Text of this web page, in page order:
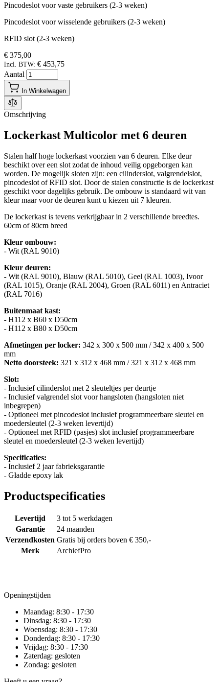
Pincodeslot voor vaste gebruikers (2-3 weken)
Pincodeslot voor wisselende gebruikers (2-3 weken)
RFID slot (2-3 weken)
€ 375,00
Incl. BTW: € 453,75
Aantal
In Winkelwagen
Omschrijving
Lockerkast Multicolor met 6 deuren
Stalen half hoge lockerkast voorzien van 6 deuren. Elke deur
beschikt over een slot zodat de inhoud veilig opgeborgen kan
worden. De mogelijk sloten zijn: een cilinderslot, valgrendelslot,
pincodeslot of RFID slot. Door de stalen constructie is de lockerkast
geschikt voor dagelijks gebruik. De ombouw is standaard wit van
kleur maar voor de deuren kunt u kiezen uit 7 kleuren.
De lockerkast is tevens verkrijgbaar in 2 verschillende breedtes.
60cm of 80cm breed
Kleur ombouw:
- Wit (RAL 9010)
Kleur deuren:
- Wit (RAL 9010), Blauw (RAL 5010), Geel (RAL 1003), Ivoor
(RAL 1015), Oranje (RAL 2004), Groen (RAL 6011) en Antraciet
(RAL 7016)
Buitenmaat kast:
- H112 x B60 x D50cm
- H112 x B80 x D50cm
Afmetingen per locker: 342 x 300 x 500 mm / 342 x 400 x 500
mm
Netto doorsteek: 321 x 312 x 468 mm / 321 x 312 x 468 mm
Slot:
- Inclusief cilinderslot met 2 sleuteltjes per deurtje
- Inclusief valgrendel slot voor hangsloten (hangsloten niet
inbegrepen)
- Optioneel met pincodeslot inclusief programmeerbare sleutel en
moedersleutel (2-3 weken levertijd)
- Optioneel met RFID (pasjes) slot inclusief programmeerbare
sleutel en moedersleutel (2-3 weken levertijd)
Specificaties:
- Inclusief 2 jaar fabrieksgarantie
- Gladde epoxy lak
Productspecificaties
Levertijd
3 tot 5 werkdagen
Garantie
24 maanden
Verzendkosten Gratis bij orders boven € 350,-
Merk
ArchiefPro
Openingstijden
Maandag: 8:30 - 17:30
Dinsdag: 8:30 - 17:30
Woensdag: 8:30 - 17:30
Donderdag: 8:30 - 17:30
Vrijdag: 8:30 - 17:30
Zaterdag: gesloten
Zondag: gesloten